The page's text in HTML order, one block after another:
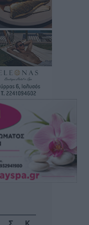
Γεραπετρίτη
με «όχημα»
αεροδρόμιο της
η ενίσχυση, όχι η